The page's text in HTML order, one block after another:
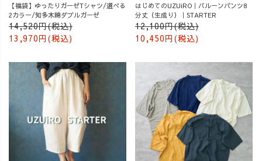
【福袋】ゆったりガーゼTシャツ/選べる
2カラー/知多木綿ダブルガーゼ
14,520円(税込)
13,970円(税込)
はじめてのUZUiRO｜バルーンパンツ8
分丈（生成り）｜STARTER
12,100円(税込)
10,450円(税込)